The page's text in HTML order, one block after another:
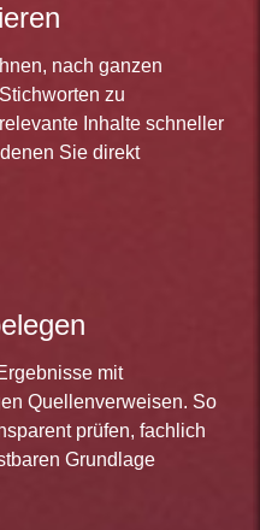
nach ganzen
zu
Inhalte schneller
Sie direkt
mit
Quellenverweisen. So
prüfen, fachlich
Grundlage